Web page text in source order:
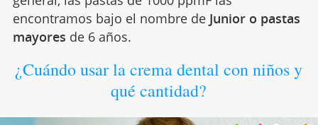
encontramos bajo el nombre de Junior o pastas
mayores de 6 años.
¿Cuándo usar la crema dental con niños y
qué cantidad?